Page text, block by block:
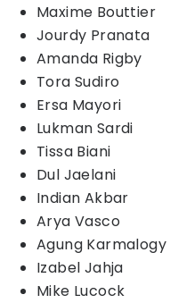
Maxime Bouttier
Jourdy Pranata
Amanda Rigby
Tora Sudiro
Ersa Mayori
Lukman Sardi
Tissa Biani
Dul Jaelani
Indian Akbar
Arya Vasco
Agung Karmalogy
Izabel Jahja
Mike Lucock